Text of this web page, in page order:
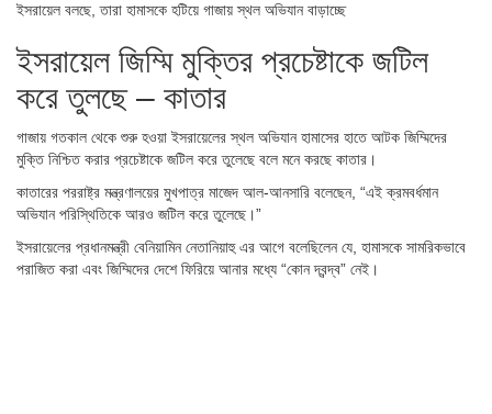
ইসরায়েল বলছে, তারা হামাসকে হটিয়ে গাজায় স্থল অভিযান বাড়াচ্ছে
ইসরায়েল জিম্মি মুক্তির প্রচেষ্টাকে জটিল
করে তুলছে – কাতার
গাজায় গতকাল থেকে শুরু হওয়া ইসরায়েলের স্থল অভিযান হামাসের হাতে আটক জিম্মিদের
মুক্তি নিশ্চিত করার প্রচেষ্টাকে জটিল করে তুলেছে বলে মনে করছে কাতার।
কাতারের পররাষ্ট্র মন্ত্রণালয়ের মুখপাত্র মাজেদ আল-আনসারি বলেছেন, “এই ক্রমবর্ধমান
অভিযান পরিস্থিতিকে আরও জটিল করে তুলেছে।”
ইসরায়েলের প্রধানমন্ত্রী বেনিয়ামিন নেতানিয়াহু এর আগে বলেছিলেন যে, হামাসকে সামরিকভাবে
পরাজিত করা এবং জিম্মিদের দেশে ফিরিয়ে আনার মধ্যে “কোন দ্বন্দ্ব” নেই।